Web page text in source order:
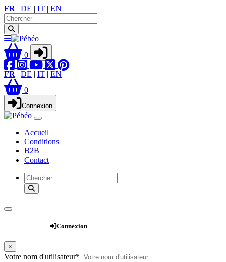
FR | DE | IT | EN
0
FR | DE | IT | EN
0
Connexion
Accueil
Conditions
B2B
Contact
Connexion
×
Votre nom d'utilisateur*